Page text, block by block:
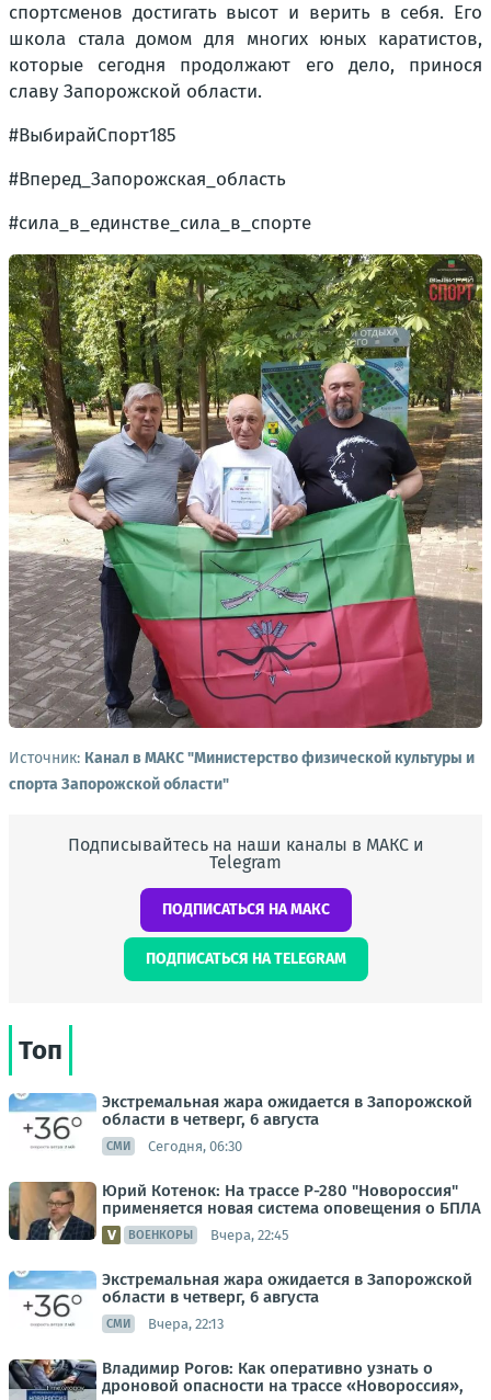
спортсменов достигать высот и верить в себя. Его
школа стала домом для многих юных каратистов,
которые сегодня продолжают его дело, принося
славу Запорожской области.
#ВыбирайСпорт185
#Вперед_Запорожская_область
#сила_в_единстве_сила_в_спорте
Источник: Канал в МАКС "Министерство физической культуры и
спорта Запорожской области"
Подписывайтесь на наши каналы в МАКС и
Telegram
ПОДПИСАТЬСЯ НА МАКС
ПОДПИСАТЬСЯ НА TELEGRAM
Топ
Экстремальная жара ожидается в Запорожской
области в четверг, 6 августа
СМИ Сегодня, 06:30
Юрий Котенок: На трассе Р-280 "Новороссия"
применяется новая система оповещения о БПЛА
ВОЕНКОРЫ Вчера, 22:45
Экстремальная жара ожидается в Запорожской
области в четверг, 6 августа
СМИ Вчера, 22:13
Владимир Рогов: Как оперативно узнать о
дроновой опасности на трассе «Новороссия»,